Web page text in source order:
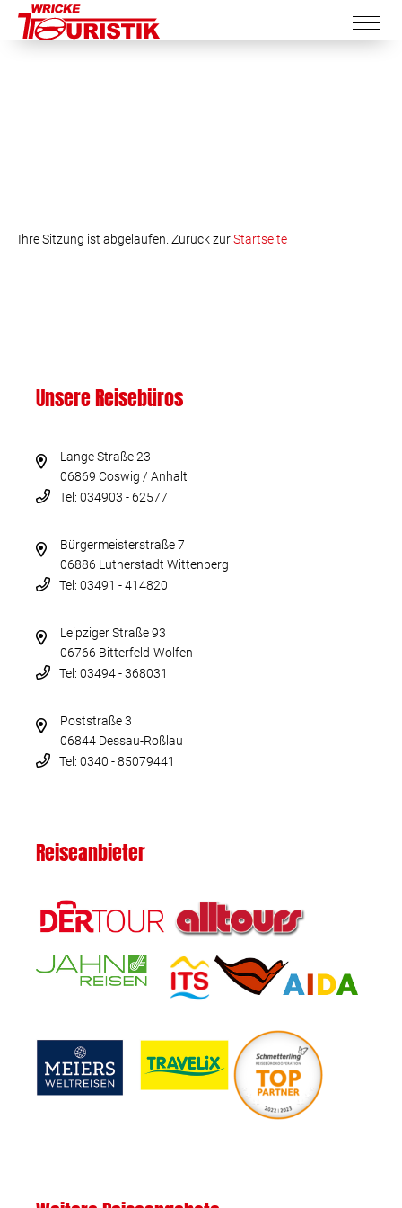
Ihre Sitzung ist abgelaufen. Zurück zurStartseite
Unsere Reisebüros
Lange Straße 23
06869 Coswig / Anhalt
Tel: 034903 - 62577
Bürgermeisterstraße 7
06886 Lutherstadt Wittenberg
Tel: 03491 - 414820
Leipziger Straße 93
06766 Bitterfeld-Wolfen
Tel: 03494 - 368031
Poststraße 3
06844 Dessau-Roßlau
Tel: 0340 - 85079441
Reiseanbieter